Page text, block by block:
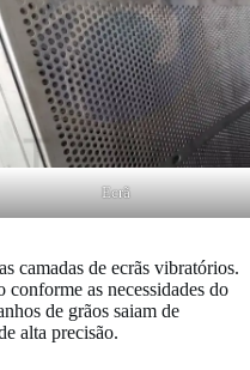
Ecrã
camadas de ecrãs vibratórios.
conforme as necessidades do
de grãos saiam de
alta precisão.